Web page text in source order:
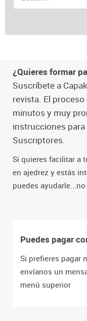
¿Quieres formar
Suscríbete a
revista. El
minutos y muy
instrucciones
Suscriptores.
Si quieres facilitar a
en ajedrez y estás
puedes ayudarle...no
Puedes pagar
Si prefieres pagar
envíanos un
menú superior